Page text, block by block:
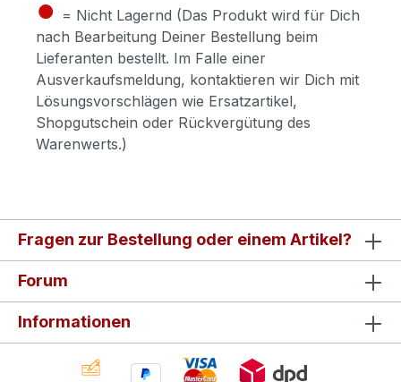
● = Nicht Lagernd (Das Produkt wird für Dich
nach Bearbeitung Deiner Bestellung beim
Lieferanten bestellt. Im Falle einer
Ausverkaufsmeldung, kontaktieren wir Dich mit
Lösungsvorschlägen wie Ersatzartikel,
Shopgutschein oder Rückvergütung des
Warenwerts.)
Fragen zur Bestellung oder einem Artikel?
Forum
Informationen